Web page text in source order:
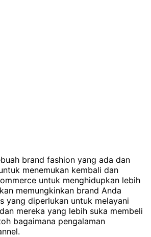
brand fashion yang ada dan
menemukan kembali dan
untuk menghidupkan lebih
memungkinkan brand Anda
yang diperlukan untuk melayani
mereka yang lebih suka membeli
bagaimana pengalaman